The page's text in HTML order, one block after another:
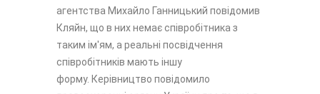
агентства Михайло Ганницький повідомив
Кляйн, що в них немає співробітника з
таким ім'ям, а реальні посвідчення
співробітників мають іншу
форму. Керівництво повідомило